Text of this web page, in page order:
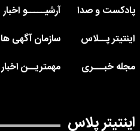
پادکست و صدا
آرشیـــــو اخبار
اینتیتر پــلاس
سازمان آگهی ها
مجله خبـــری
مهمتریــن اخبار
اینتیتر پلاس